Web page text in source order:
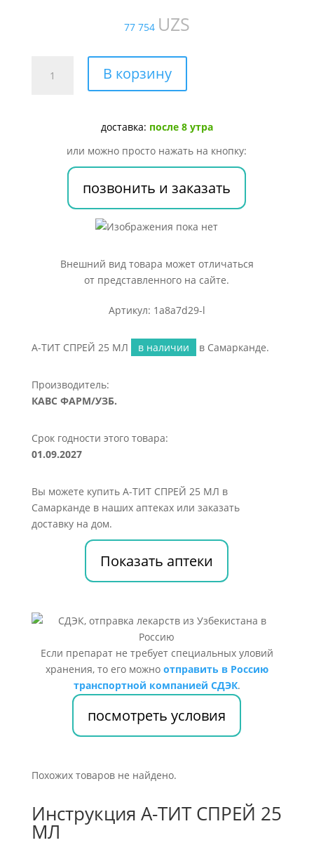
77 754 UZS
товара
В корзину
доставка: после 8 утра
или можно просто нажать на кнопку:
позвонить и заказать
Внешний вид товара может отличаться
от представленного на сайте.
Артикул: 1a8a7d29-l
А-ТИТ СПРЕЙ 25 МЛ в наличии в Самарканде.
Производитель:
КАВС ФАРМ/УЗБ.
Срок годности этого товара:
01.09.2027
Вы можете купить А-ТИТ СПРЕЙ 25 МЛ в
Самарканде в наших аптеках или заказать
доставку на дом.
Показать аптеки
Если препарат не требует специальных уловий
хранения, то его можно отправить в Россию
транспортной компанией СДЭК.
посмотреть условия
Похожих товаров не найдено.
Инструкция А-ТИТ СПРЕЙ 25
МЛ